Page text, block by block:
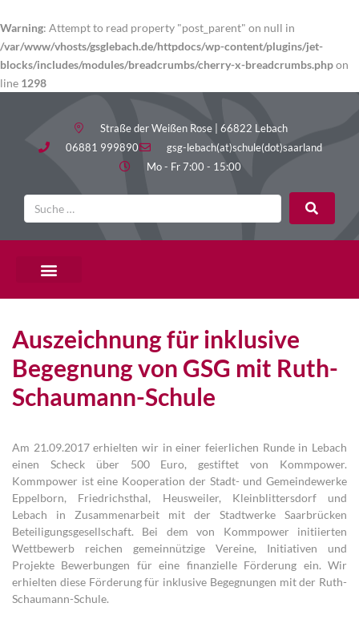
Warning: Attempt to read property "post_parent" on null in
/var/www/vhosts/gsglebach.de/httpdocs/wp-content/plugins/jet-
blocks/includes/modules/breadcrumbs/cherry-x-breadcrumbs.phpon
line 1298
Straße der Weißen Rose | 66822 Lebach
06881 999890
gsg-lebach(at)schule(dot)saarland
Mo - Fr 7:00 - 15:00
Auszeichnung für inklusive
Begegnung von GSG mit Ruth-
Schaumann-Schule
Am 21.09.2017 erhielten wir in einer feierlichen Runde in Lebach
einen Scheck über 500 Euro, gestiftet von Kommpower.
Kommpower ist eine Kooperation der Stadt- und Gemeindewerke
Eppelborn, Friedrichsthal, Heusweiler, Kleinblittersdorf und
Lebach in Zusammenarbeit mit der Stadtwerke Saarbrücken
Beteiligungsgesellschaft. Bei dem von Kommpower initiierten
Wettbewerb reichen gemeinnützige Vereine, Initiativen und
Projekte Bewerbungen für eine finanzielle Förderung ein. Wir
erhielten diese Förderung für inklusive Begegnungen mit der Ruth-
Schaumann-Schule.